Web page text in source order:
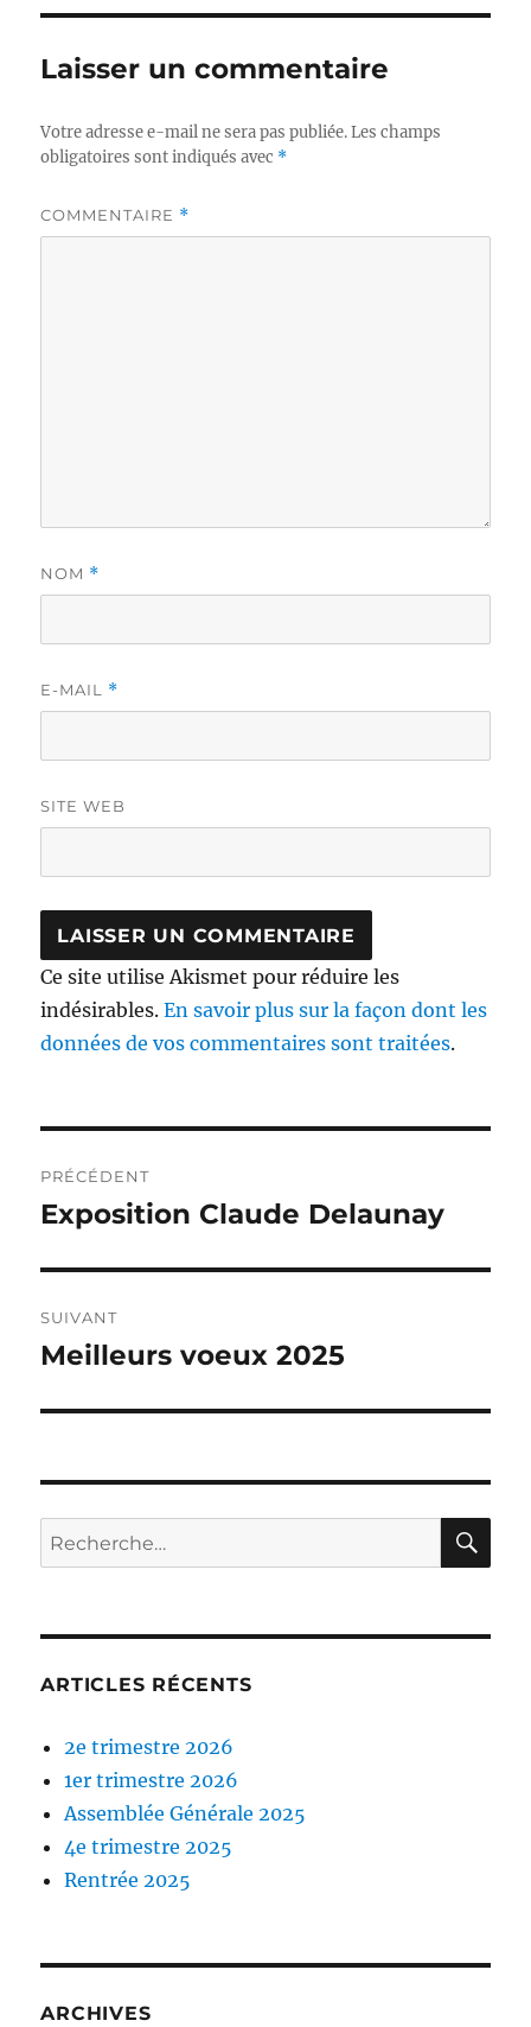
Laisser un commentaire
Votre adresse e-mail ne sera pas publiée. Les champs
obligatoires sont indiqués avec *
COMMENTAIRE *
NOM *
E-MAIL *
SITE WEB
Ce site utilise Akismet pour réduire les
indésirables.En savoir plus sur la façon dont les
données de vos commentaires sont traitées.
de
PRÉCÉDENT
Publication
Exposition Claude Delaunay
SUIVANT
Publication
Meilleurs voeux 2025
Recherche
pour :
ARTICLES RÉCENTS
2e trimestre 2026
1er trimestre 2026
Assemblée Générale 2025
4e trimestre 2025
Rentrée 2025
ARCHIVES